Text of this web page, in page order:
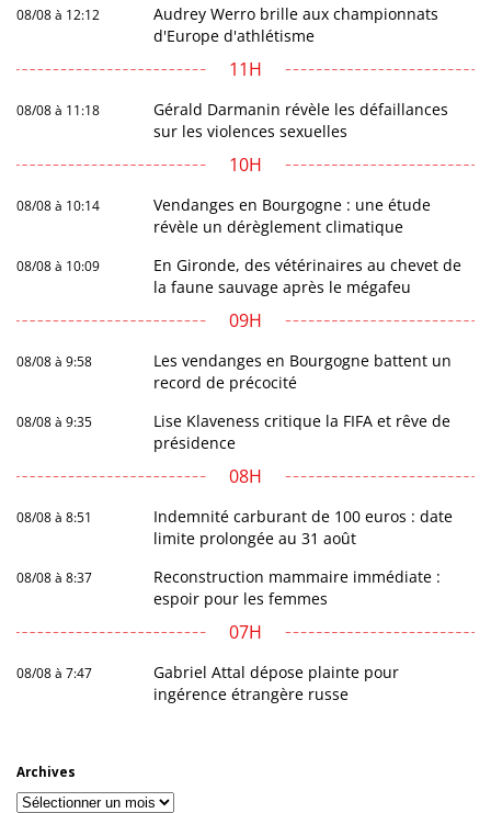
08/08 à 12:12
Audrey Werro brille aux championnats
d'Europe d'athlétisme
11H
08/08 à 11:18
Gérald Darmanin révèle les défaillances
sur les violences sexuelles
10H
08/08 à 10:14
Vendanges en Bourgogne : une étude
révèle un dérèglement climatique
08/08 à 10:09
En Gironde, des vétérinaires au chevet de
la faune sauvage après le mégafeu
09H
08/08 à 9:58
Les vendanges en Bourgogne battent un
record de précocité
08/08 à 9:35
Lise Klaveness critique la FIFA et rêve de
présidence
08H
08/08 à 8:51
Indemnité carburant de 100 euros : date
limite prolongée au 31 août
08/08 à 8:37
Reconstruction mammaire immédiate :
espoir pour les femmes
07H
08/08 à 7:47
Gabriel Attal dépose plainte pour
ingérence étrangère russe
Archives
Archives